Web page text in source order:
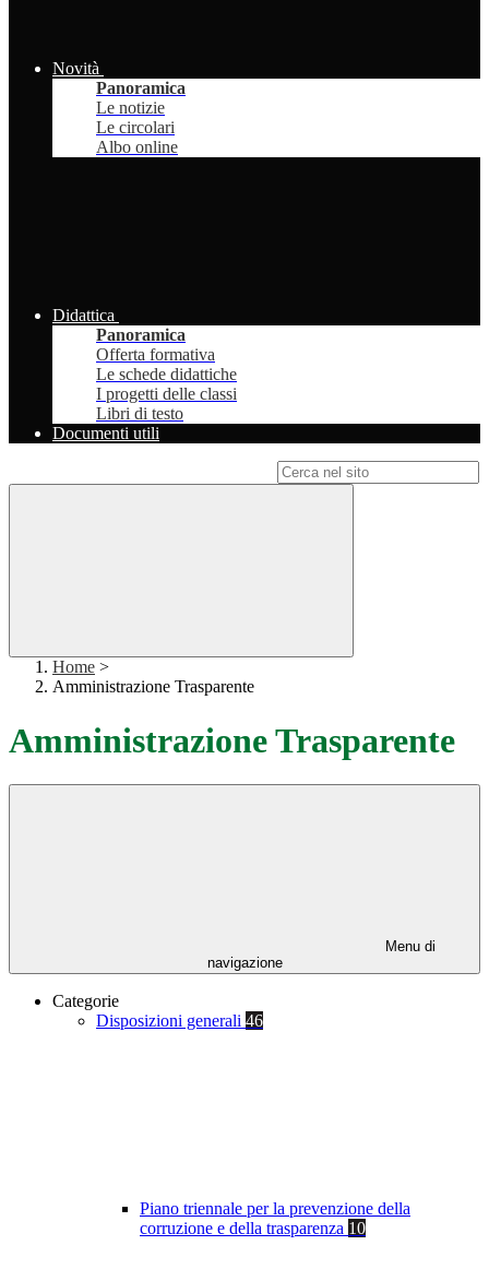
Novità
Panoramica
Le notizie
Le circolari
Albo online
Didattica
Panoramica
Offerta formativa
Le schede didattiche
I progetti delle classi
Libri di testo
Documenti utili
Home >
Amministrazione Trasparente
Amministrazione Trasparente
Menu di
navigazione
Categorie
Disposizioni generali 46
Piano triennale per la prevenzione della
corruzione e della trasparenza 10